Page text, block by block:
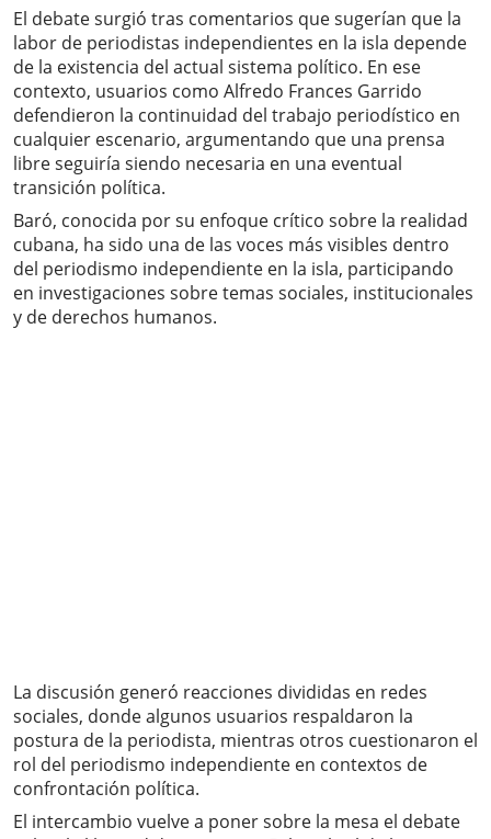
El debate surgió tras comentarios que sugerían que la
labor de periodistas independientes en la isla depende
de la existencia del actual sistema político. En ese
contexto, usuarios como Alfredo Frances Garrido
defendieron la continuidad del trabajo periodístico en
cualquier escenario, argumentando que una prensa
libre seguiría siendo necesaria en una eventual
transición política.
Baró, conocida por su enfoque crítico sobre la realidad
cubana, ha sido una de las voces más visibles dentro
del periodismo independiente en la isla, participando
en investigaciones sobre temas sociales, institucionales
y de derechos humanos.
La discusión generó reacciones divididas en redes
sociales, donde algunos usuarios respaldaron la
postura de la periodista, mientras otros cuestionaron el
rol del periodismo independiente en contextos de
confrontación política.
El intercambio vuelve a poner sobre la mesa el debate